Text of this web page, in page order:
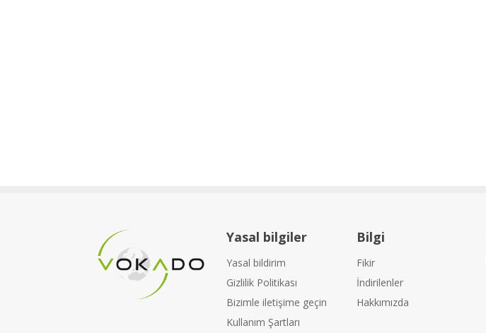
Yasal bilgiler
Yasal bildirim
Gizlilik Politikası
Bizimle iletişime geçin
Kullanım Şartları
Bilgi
Fikir
İndirilenler
Hakkımızda